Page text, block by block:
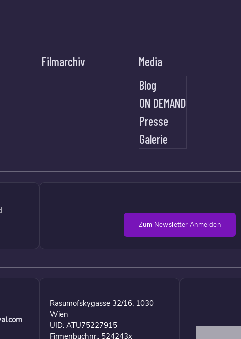
Filmarchiv
Media
Blog
ON DEMAND
Presse
Galerie
Zum Newsletter Anmelden
Rasumofskygasse 32/16, 1030
Wien
UID: ATU75227915
Firmenbuchnr.: 524243x